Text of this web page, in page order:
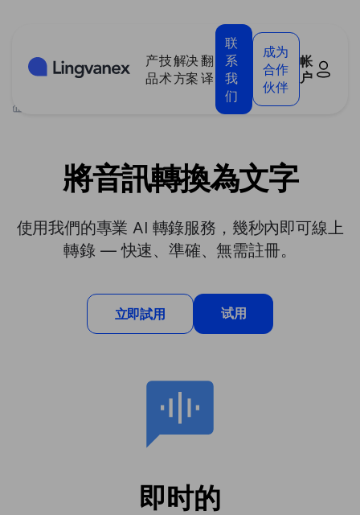
产
品
技
术
解决
方案
翻
译
联
系
我
们
成为
合作
伙伴
帐
户
將音訊轉換為文字
使用我們的專業 AI 轉錄服務，幾秒內即可線上
轉錄 — 快速、準確、無需註冊。
立即試用 试用
即时的